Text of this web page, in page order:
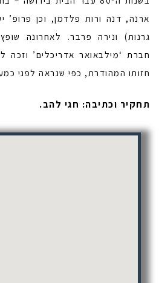
ארנה, דנה ורות פלדמן, וכן פרופ’
גרנות) ונירה פרבר. לאחרונה
חברת ‘מילבאואר אדריכלים’
חזותו המהודרת, כפי שנראה לפני כמעט 100
תחקיר וכתיבה: חגי להב.